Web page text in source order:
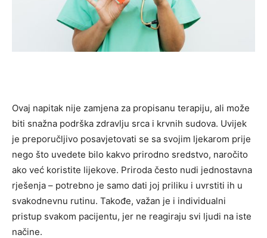
Ovaj napitak nije zamjena za propisanu terapiju, ali može
biti snažna podrška zdravlju srca i krvnih sudova. Uvijek
je preporučljivo posavjetovati se sa svojim ljekarom prije
nego što uvedete bilo kakvo prirodno sredstvo, naročito
ako već koristite lijekove. Priroda često nudi jednostavna
rješenja – potrebno je samo dati joj priliku i uvrstiti ih u
svakodnevnu rutinu. Takođe, važan je i individualni
pristup svakom pacijentu, jer ne reagiraju svi ljudi na iste
načine.